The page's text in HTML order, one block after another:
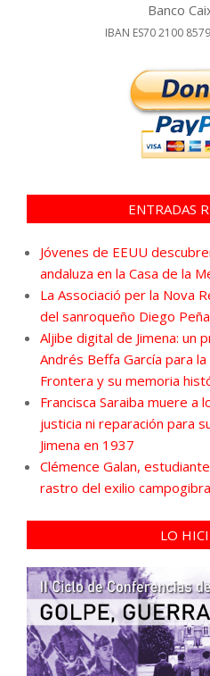
Banco
IBAN ES70 2100
ENTRADAS
Jóvenes de EEUU
andaluza en la Casa de la
La Associació per la Nova
del sanroqueño Diego
Aljibe digital de Jimena: un
Andrés Beffa García para
Frontera y su memoria
Francisca Saraiba muere a
justicia ni reparación para
Jimena en 1937
Clémence Galan,
rastro del exilio
LO